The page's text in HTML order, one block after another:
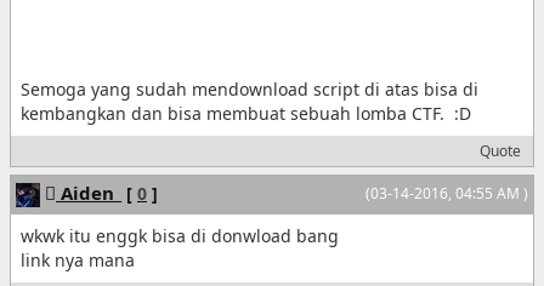
Semoga yang sudah mendownload script di atas bisa di
kembangkan dan bisa membuat sebuah lomba CTF. :D
Quote
(03-14-2016, 04:55 AM )
Aiden_ [ 0 ]
wkwk itu enggk bisa di donwload bang
link nya mana